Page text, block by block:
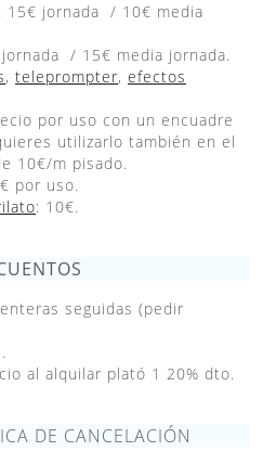
15€ jornada / 10€ media
/ 15€ media jornada.
, teleprompter, efectos
por uso con un encuadre
utilizarlo también en el
10€/m pisado.
por uso.
: 10€.
seguidas (pedir
al alquilar plató 1 20% dto.
DE CANCELACIÓN